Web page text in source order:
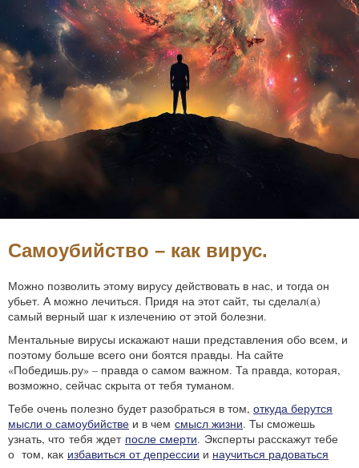
Самоубийство – как вирус.
Можно позволить этому вирусу действовать в нас, и тогда он
убьет. А можно лечиться. Придя на этот сайт, ты сделал(а)
самый верный шаг к излечению от этой болезни.
Ментальные вирусы искажают наши представления обо всем, и
поэтому больше всего они боятся правды. На сайте
«Победишь.ру» – правда о самом важном. Та правда, которая,
возможно, сейчас скрыта от тебя туманом.
Тебе очень полезно будет разобраться в том, откуда берутся
мысли о самоубийстве и в чем смысл жизни. Ты сможешь
узнать, что тебя ждет после смерти. Эксперты расскажут тебе
о том, как избавиться от депрессии и научиться радоваться